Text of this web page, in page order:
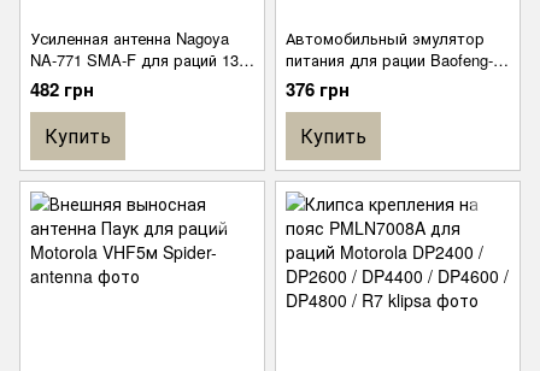
Усиленная антенна Nagoya
NA-771 SMA-F для раций 136-
174/400-470 МГц Baofeng
482 грн
Купить
Автомобильный эмулятор
питания для рации Baofeng-
UV5R
376 грн
Купить